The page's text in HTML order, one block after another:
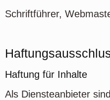
Schriftführer,
Haftung für Inhalte
Als Diensteanbieter